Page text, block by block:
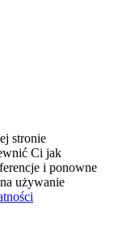
stronie
Ci jak
i ponowne
używanie